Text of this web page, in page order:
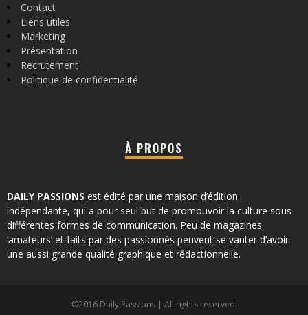
Contact
Liens utiles
Marketing
Présentation
Recrutement
Politique de confidentialité
À PROPOS
DAILY PASSIONS est édité par une maison d’édition
indépendante, qui a pour seul but de promouvoir la culture sous
différentes formes de communication. Peu de magazines
‘amateurs’ et faits par des passionnés peuvent se vanter d’avoir
une aussi grande qualité graphique et rédactionnelle.
©2016 Daily Passions | All rights reserved.